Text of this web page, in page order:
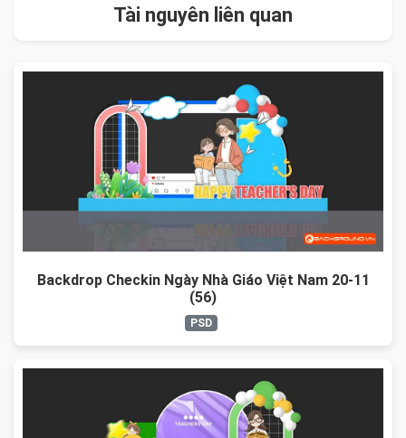
Tài nguyên liên quan
Backdrop Checkin Ngày Nhà Giáo Việt Nam 20-11
(56)
PSD